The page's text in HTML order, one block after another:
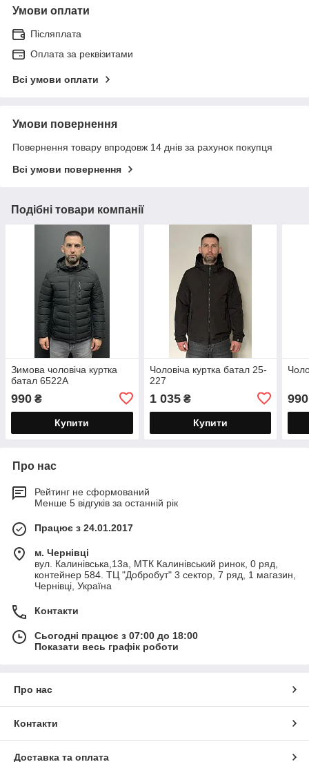
Умови оплати
Післяплата
Оплата за реквізитами
Всі умови оплати
Умови повернення
Повернення товару впродовж 14 днів за рахунок покупця
Всі умови повернення
Подібні товари компанії
Зимова чоловіча куртка
батал 6522А
990 ₴
Купити
Чоловіча куртка батал 25-
227
1 035₴
Купити
990
Про нас
Рейтинг не сформований
Менше 5 відгуків за останній рік
Працює з 24.01.2017
м. Чернівці
вул. Калинівська,13а, МТК Калинівський ринок, 0 ряд,
контейнер 584. ТЦ "Добробут" 3 сектор, 7 ряд, 1 магазин,
Чернівці, Україна
Контакти
Сьогодні працює з 07:00 до 18:00
Показати весь графік роботи
Про нас
Контакти
Доставка та оплата